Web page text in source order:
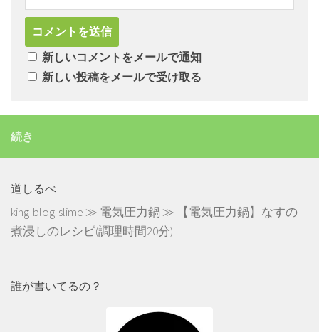
新しいコメントをメールで通知
新しい投稿をメールで受け取る
続き
道しるべ
king-blog-slime ≫ 電気圧力鍋 ≫
【電気圧力鍋】なすの
煮浸しのレシピ(調理時間20分)
誰が書いてるの？